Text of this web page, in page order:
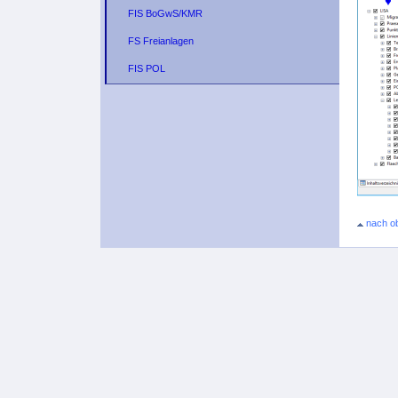
FIS BoGwS/KMR
FS Freianlagen
FIS POL
nach